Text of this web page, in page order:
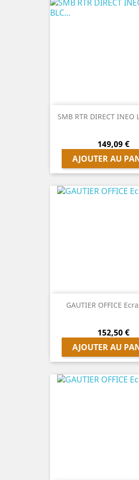
SMB RTR DIRECT INEO
Prix
149,09 €
AJOUTER AU
GAUTIER OFFICE
Prix
152,50 €
AJOUTER AU